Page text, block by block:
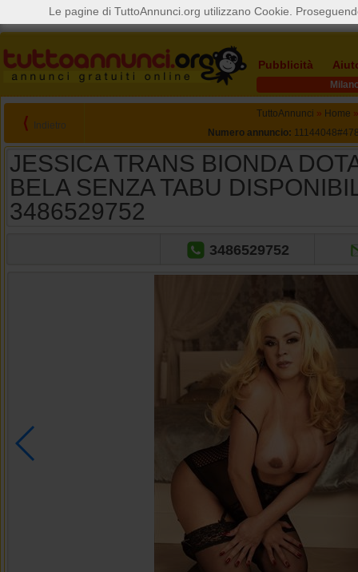
Pubblicità
⟨ Indietro
TuttoAnnunci » Home »
Numero annuncio:
JESSICA TRANS BIONDA
BELA SENZA TABU
3486529752
3486529752
Le pagine di TuttoAnnunci.org utilizzano Cookie.